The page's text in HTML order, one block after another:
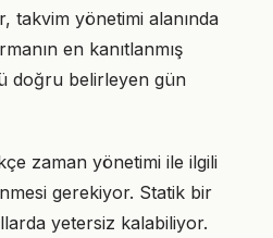
takvim yönetimi alanında
en kanıtlanmış
doğru belirleyen gün
zaman yönetimi ile ilgili
gerekiyor. Statik bir
yetersiz kalabiliyor.